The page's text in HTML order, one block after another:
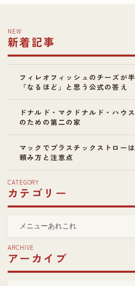
NEW
新着記事
フィレオフィッシュのチーズが
「なるほど」と思う公式の答え
ドナルド・マクドナルド・ハウ
のための第二の家
マックでプラスチックストロー
頼み方と注意点
CATEGORY
カテゴリー
ゴ
リ
ー
ARCHIVE
アーカイブ